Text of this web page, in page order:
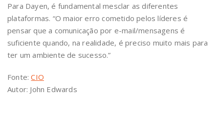
Para Dayen, é fundamental mesclar as diferentes
plataformas. “O maior erro cometido pelos líderes é
pensar que a comunicação por e-mail/mensagens é
suficiente quando, na realidade, é preciso muito mais para
ter um ambiente de sucesso.”
Fonte:CIO
Autor: John Edwards